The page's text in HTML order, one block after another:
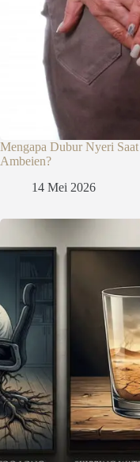
Mengapa Dubur Nyeri
Ambeien?
14 Mei 2026